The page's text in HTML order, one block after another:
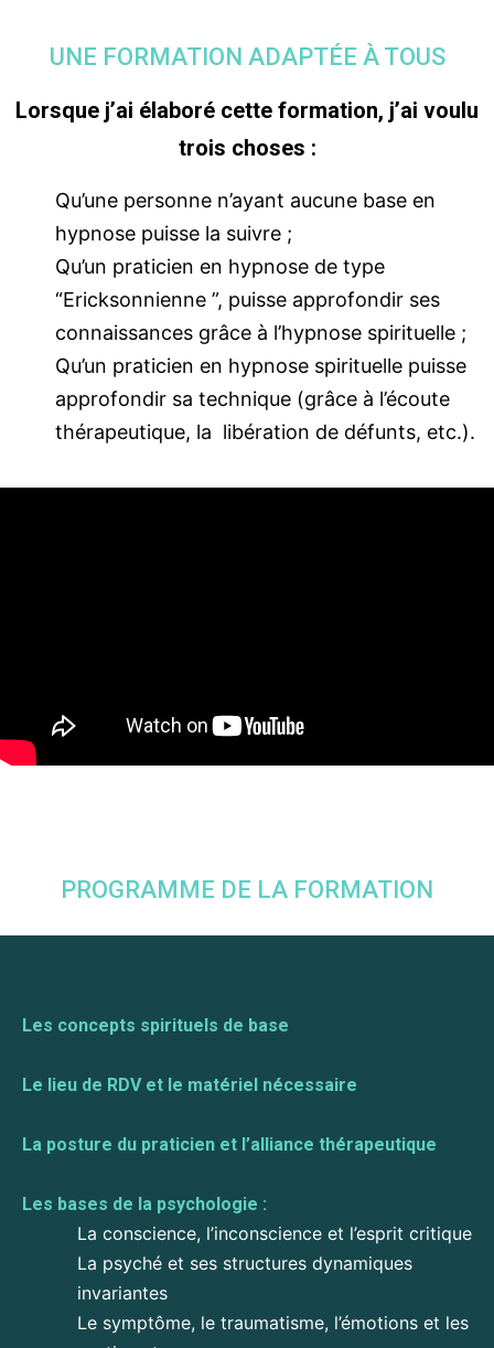
UNE FORMATION ADAPTÉE À TOUS
Lorsque j’ai élaboré cette formation, j’ai voulu
trois choses :
Qu’une personne n’ayant aucune base en
hypnose puisse la suivre ;
Qu’un praticien en hypnose de type
“Ericksonnienne ”, puisse approfondir ses
connaissances grâce à l’hypnose spirituelle ;
Qu’un praticien en hypnose spirituelle puisse
approfondir sa technique (grâce à l’écoute
thérapeutique, la libération de défunts, etc.).
PROGRAMME DE LA FORMATION
Les concepts spirituels de base
Le lieu de RDV et le matériel nécessaire
La posture du praticien et l’alliance thérapeutique
Les bases de la psychologie :
La conscience, l’inconscience et l’esprit critique
La psyché et ses structures dynamiques
invariantes
Le symptôme, le traumatisme, l’émotions et les